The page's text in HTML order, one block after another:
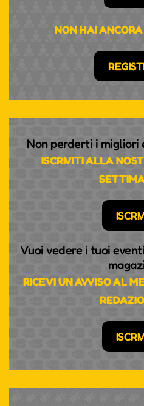
NON HAI
Non perderti i migliori
ISCRIVITI ALLA
Vuoi vedere i tuoi
RICEVI UN AVVISO AL